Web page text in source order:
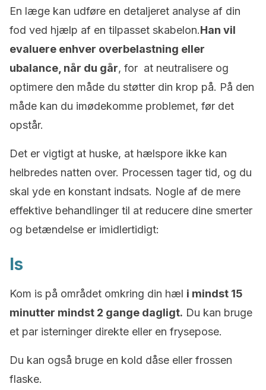
En læge kan udføre en detaljeret analyse af din
fod ved hjælp af en tilpasset skabelon.Han vil
evaluere enhver overbelastning eller
ubalance, når du går, for at neutralisere og
optimere den måde du støtter din krop på. På den
måde kan du imødekomme problemet, før det
opstår.
Det er vigtigt at huske, at hælspore ikke kan
helbredes natten over. Processen tager tid, og du
skal yde en konstant indsats. Nogle af de mere
effektive behandlinger til at reducere dine smerter
og betændelse er imidlertidigt:
Is
Kom is på området omkring din hæl i mindst 15
minutter mindst 2 gange dagligt. Du kan bruge
et par isterninger direkte eller en frysepose.
Du kan også bruge en kold dåse eller frossen
flaske.